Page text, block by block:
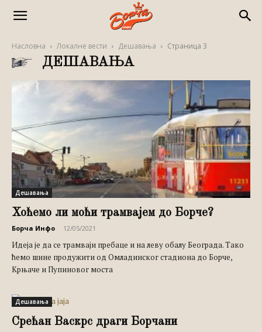
Насловна Локалне вести Дешавања Страница 3
ДЕШАВАЊА
Дешавања
Хоћемо ли моћи трамвајем до Борче?
Борча Инфо 12/05/2021
Идеја је да се трамваји пребаце и на леву обалу Београда. Тако
ћемо шине продужити од Омладинског стадиона до Борче,
Крњаче и Пупиновог моста
Дешавања
Срећан Васкрс драги Борчани